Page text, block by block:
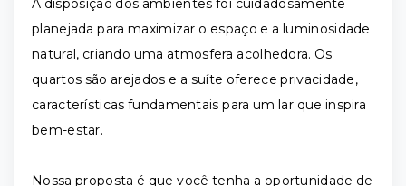
A disposição dos ambientes foi cuidadosamente
planejada para maximizar o espaço e a luminosidade
natural, criando uma atmosfera acolhedora. Os
quartos são arejados e a suíte oferece privacidade,
características fundamentais para um lar que inspira
bem-estar.
Nossa proposta é que você tenha a oportunidade de